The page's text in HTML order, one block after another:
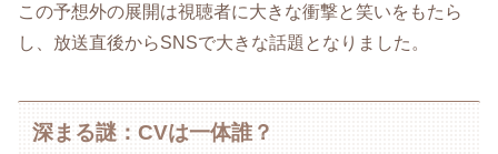
この予想外の展開は視聴者に大きな衝撃と笑いをもたら
し、放送直後からSNSで大きな話題となりました。
深まる謎：CVは一体誰？